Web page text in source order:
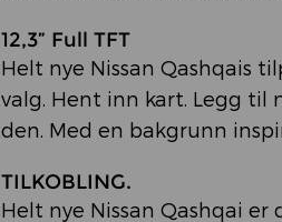
12,3” Full TFT
Helt nye Nissan Qashqais
valg. Hent inn kart. Legg til
den. Med en bakgrunn
TILKOBLING.
Helt nye Nissan Qashqai